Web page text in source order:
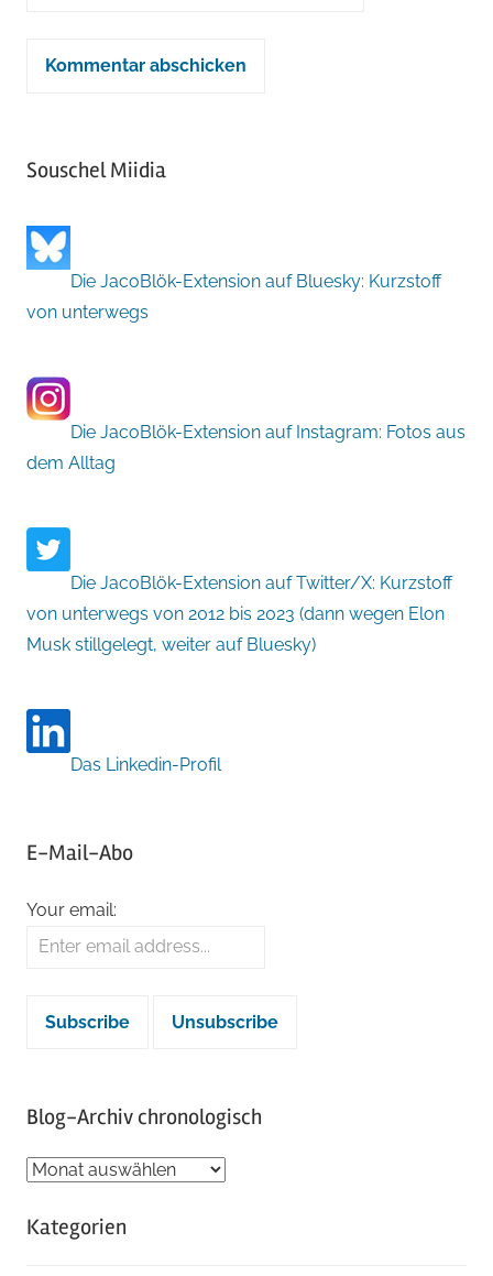
Souschel Miidia
Die JacoBlök-Extension auf Bluesky: Kurzstoff
von unterwegs
Die JacoBlök-Extension auf Instagram: Fotos aus
dem Alltag
Die JacoBlök-Extension auf Twitter/X: Kurzstoff
von unterwegs von 2012 bis 2023 (dann wegen Elon
Musk stillgelegt, weiter auf Bluesky)
Das Linkedin-Profil
E-Mail-Abo
Your email:
Blog-Archiv chronologisch
Blog-
chronologisch
Kategorien